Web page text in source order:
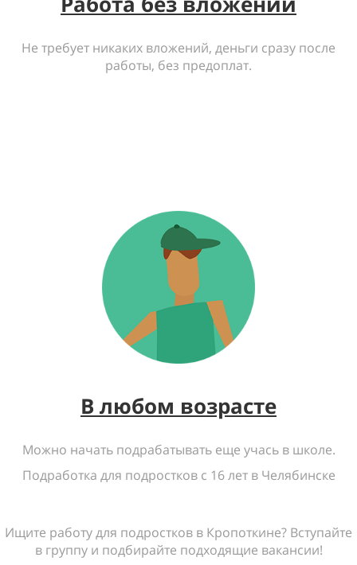
Не требует никаких вложений, деньги сразу после
работы, без предоплат.
В любом возрасте
Можно начать подрабатывать еще учась в школе.
Подработка для подростков с 16 лет в Челябинске
Ищите работу для подростков в Кропоткине? Вступайте
в группу и подбирайте подходящие вакансии!